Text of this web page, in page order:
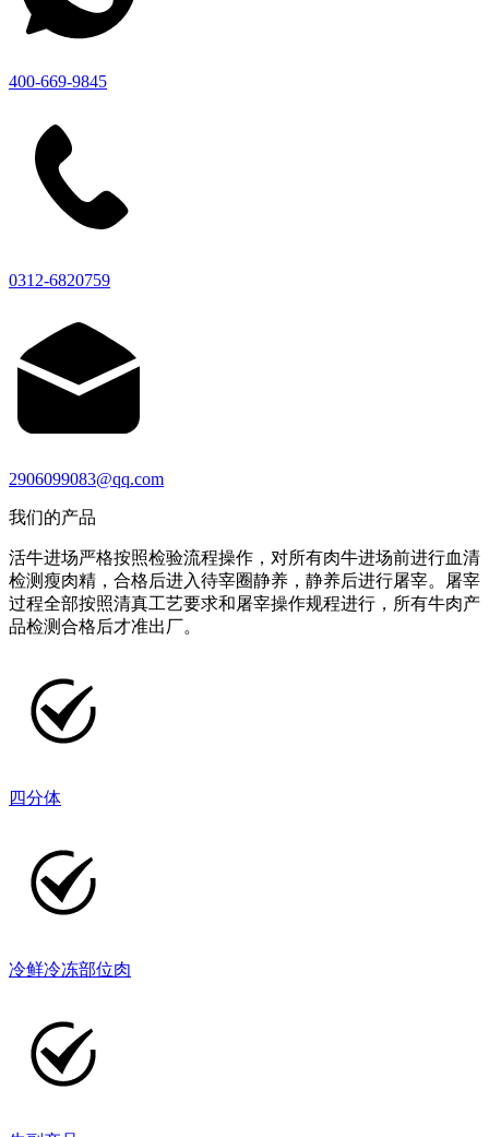
400-669-9845
0312-6820759
2906099083@qq.com
我们的产品
活牛进场严格按照检验流程操作，对所有肉牛进场前进行血清
检测瘦肉精，合格后进入待宰圈静养，静养后进行屠宰。屠宰
过程全部按照清真工艺要求和屠宰操作规程进行，所有牛肉产
品检测合格后才准出厂。
四分体
冷鲜冷冻部位肉